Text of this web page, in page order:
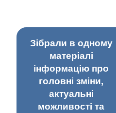
Зібрали в одному
матеріалі
інформацію про
головні зміни,
актуальні
можливості та